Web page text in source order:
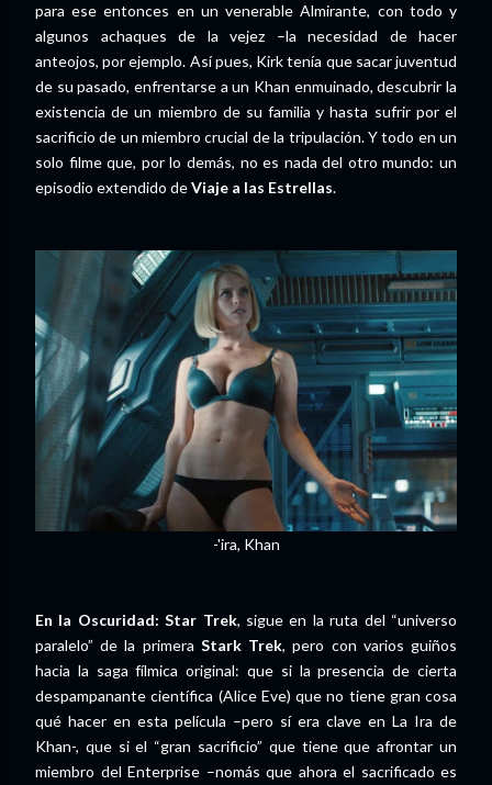
para ese entonces en un venerable Almirante, con todo y
algunos achaques de la vejez –la necesidad de hacer
anteojos, por ejemplo. Así pues, Kirk tenía que sacar juventud
de su pasado, enfrentarse a un Khan enmuinado, descubrir la
existencia de un miembro de su familia y hasta sufrir por el
sacrificio de un miembro crucial de la tripulación. Y todo en un
solo filme que, por lo demás, no es nada del otro mundo: un
episodio extendido deViaje a las Estrellas.
-'ira, Khan
En la Oscuridad: Star Trek, sigue en la ruta del “universo
paralelo” de la primera Stark Trek, pero con varios guiños
hacia la saga fílmica original: que si la presencia de cierta
despampanante científica (Alice Eve) que no tiene gran cosa
qué hacer en esta película –pero sí era clave en La Ira de
Khan-, que si el “gran sacrificio” que tiene que afrontar un
miembro del Enterprise –nomás que ahora el sacrificado es